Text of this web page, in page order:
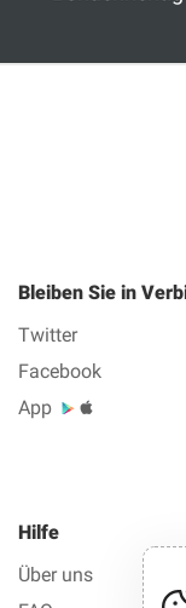
Bleiben Sie in
Twitter
Facebook
App
Hilfe
Über uns